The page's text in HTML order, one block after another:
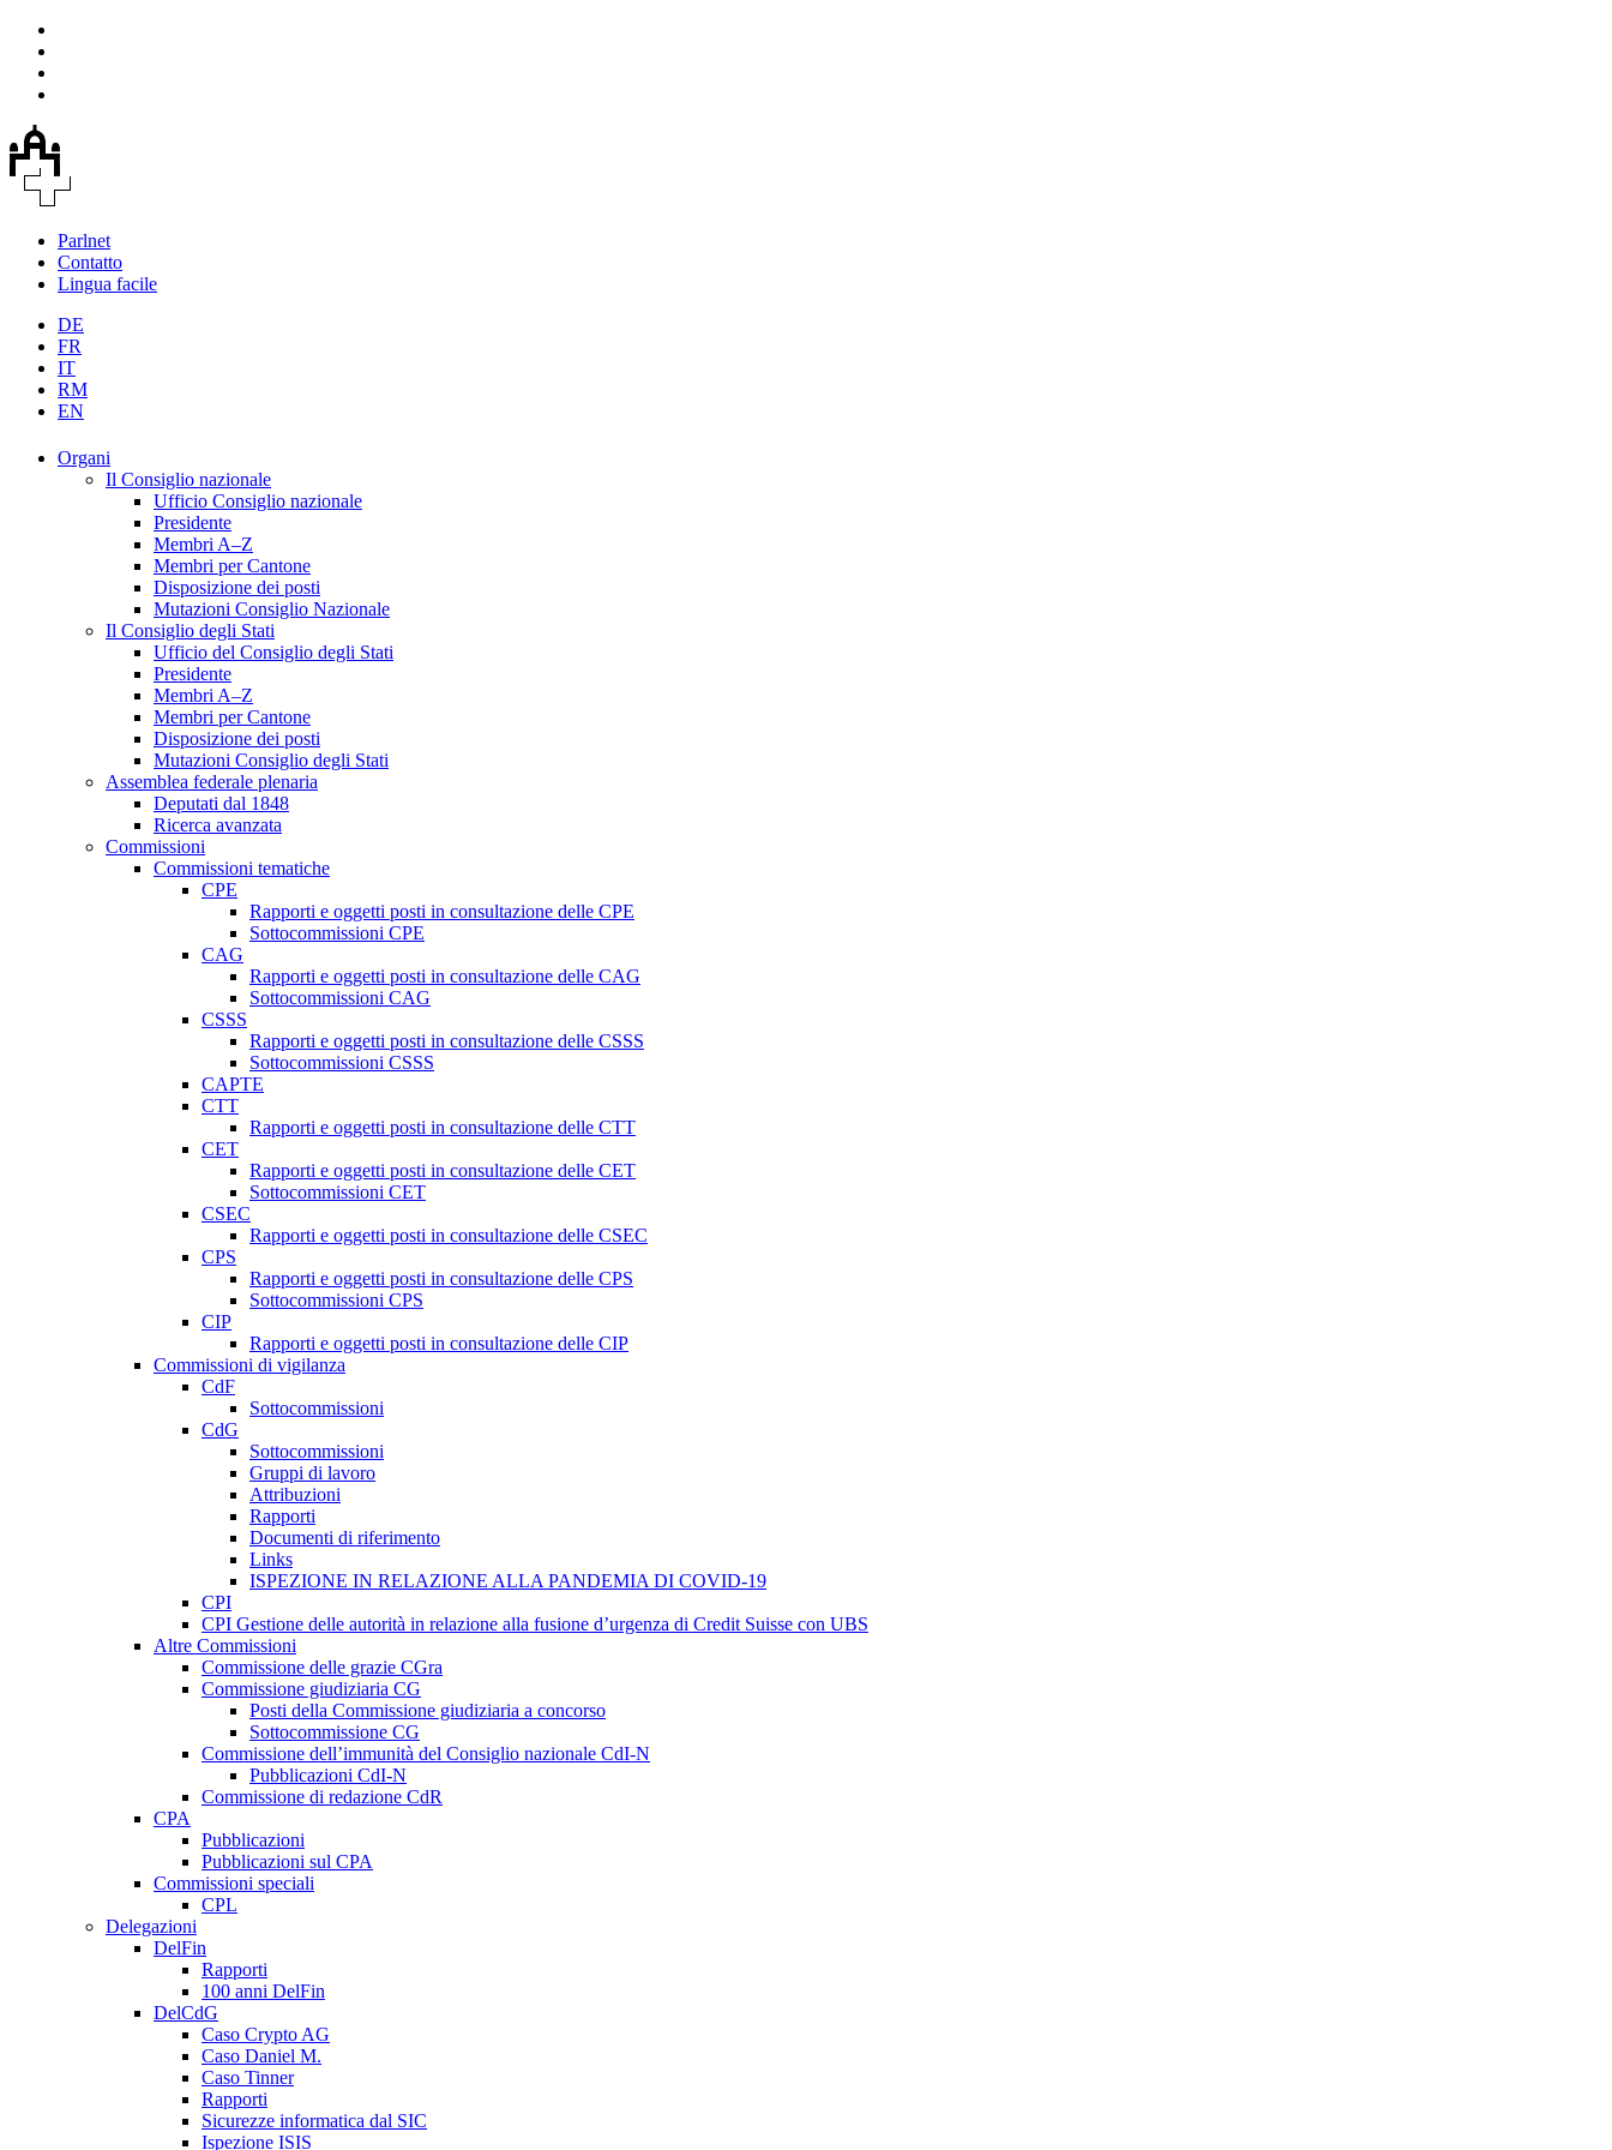
Parlnet
Contatto
Lingua facile
DE
FR
IT
RM
EN
Organi
Il Consiglio nazionale
Ufficio Consiglio nazionale
Presidente
Membri A–Z
Membri per Cantone
Disposizione dei posti
Mutazioni Consiglio Nazionale
Il Consiglio degli Stati
Ufficio del Consiglio degli Stati
Presidente
Membri A–Z
Membri per Cantone
Disposizione dei posti
Mutazioni Consiglio degli Stati
Assemblea federale plenaria
Deputati dal 1848
Ricerca avanzata
Commissioni
Commissioni tematiche
CPE
Rapporti e oggetti posti in consultazione delle CPE
Sottocommissioni CPE
CAG
Rapporti e oggetti posti in consultazione delle CAG
Sottocommissioni CAG
CSSS
Rapporti e oggetti posti in consultazione delle CSSS
Sottocommissioni CSSS
CAPTE
CTT
Rapporti e oggetti posti in consultazione delle CTT
CET
Rapporti e oggetti posti in consultazione delle CET
Sottocommissioni CET
CSEC
Rapporti e oggetti posti in consultazione delle CSEC
CPS
Rapporti e oggetti posti in consultazione delle CPS
Sottocommissioni CPS
CIP
Rapporti e oggetti posti in consultazione delle CIP
Commissioni di vigilanza
CdF
Sottocommissioni
CdG
Sottocommissioni
Gruppi di lavoro
Attribuzioni
Rapporti
Documenti di riferimento
Links
ISPEZIONE IN RELAZIONE ALLA PANDEMIA DI COVID-19
CPI
CPI Gestione delle autorità in relazione alla fusione d’urgenza di Credit Suisse con UBS
Altre Commissioni
Commissione delle grazie CGra
Commissione giudiziaria CG
Posti della Commissione giudiziaria a concorso
Sottocommissione CG
Commissione dell’immunità del Consiglio nazionale CdI-N
Pubblicazioni CdI-N
Commissione di redazione CdR
CPA
Pubblicazioni
Pubblicazioni sul CPA
Commissioni speciali
CPL
Delegazioni
DelFin
Rapporti
100 anni DelFin
DelCdG
Caso Crypto AG
Caso Daniel M.
Caso Tinner
Rapporti
Sicurezze informatica dal SIC
Ispezione ISIS